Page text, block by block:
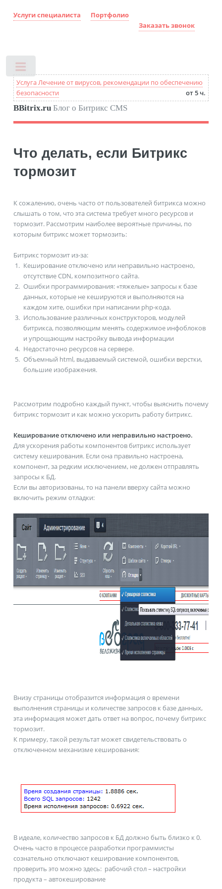
Услуги специалиста
Портфолио
Заказать звонок
Услуга Лечение от вирусов, рекомендации по обеспечению
безопасности
от 5 ч.
BBitrix.ruБлог о Битрикс CMS
Что делать, если Битрикс
тормозит
К сожалению, очень часто от пользователей битрикса можно
слышать о том, что эта система требует много ресурсов и
тормозит. Рассмотрим наиболее вероятные причины, по
которым битрикс может тормозить:
Битрикс тормозит из-за:
Кеширование отключено или неправильно настроено,
отсутствие CDN, композитного сайта.
Ошибки программирования: «тяжелые» запросы к базе
данных, которые не кешируются и выполняются на
каждом хите, ошибки при написании php-кода.
Использование различных конструкторов, модулей
битрикса, позволяющим менять содержимое инфоблоков
и упрощающим настройку вывода информации
Недостаточно ресурсов на сервере.
Объемный html, выдаваемый системой, ошибки верстки,
большие изображения.
Рассмотрим подробно каждый пункт, чтобы выяснить почему
битрикс тормозит и как можно ускорить работу битрикс.
Кеширование отключено или неправильно настроено.
Для ускорения работы компонентов битрикс использует
систему кеширования. Если она правильно настроена,
компонент, за редким исключением, не должен отправлять
запросы к БД.
Если вы авторизованы, то на панели вверху сайта можно
включить режим отладки:
Внизу страницы отобразится информация о времени
выполнения страницы и количестве запросов к базе данных,
эта информация может дать ответ на вопрос, почему битрикс
тормозит.
К примеру, такой результат может свидетельствовать о
отключенном механизме кеширования:
В идеале, количество запросов к БД должно быть близко к 0.
Очень часто в процессе разработки программисты
сознательно отключают кеширование компонентов,
проверить это можно здесь: рабочий стол – настройки
продукта – автокеширование